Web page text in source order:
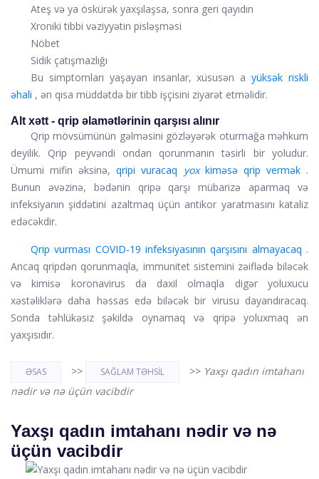
Ateş və ya öskürək yaxşılaşsa, sonra geri qayıdın
Xroniki tibbi vəziyyətin pisləşməsi
Nöbet
Sidik çatışmazlığı
Bu simptomları yaşayan insanlar, xüsusən a yüksək riskli
əhali , ən qısa müddətdə bir tibb işçisini ziyarət etməlidir.
Alt xətt - qrip əlamətlərinin qarşısı alınır
Qrip mövsümünün gəlməsini gözləyərək oturmağa məhkum
deyilik. Qrip peyvəndi ondan qorunmanın təsirli bir yoludur.
Ümumi mifin əksinə, qripi vuracaq yox kiməsə qrip vermək .
Bunun əvəzinə, bədənin qripə qarşı mübarizə aparmaq və
infeksiyanın şiddətini azaltmaq üçün antikor yaratmasını kataliz
edəcəkdir.
Qrip vurması COVID-19 infeksiyasının qarşısını almayacaq .
Ancaq qripdən qorunmaqla, immunitet sistemini zəiflədə biləcək
və kimisə koronavirus da daxil olmaqla digər yoluxucu
xəstəliklərə daha həssas edə biləcək bir virusu dayandıracaq.
Sonda təhlükəsiz şəkildə oynamaq və qripə yoluxmaq ən
yaxşısıdır.
ƏSAS >> SAĞLAM TƏHSIL >> Yaxşı qadın imtahanı
nədir və nə üçün vacibdir
Yaxşı qadın imtahanı nədir və nə
üçün vacibdir